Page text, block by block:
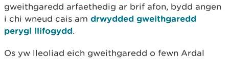
gweithgaredd arfaethedig ar brif afon, bydd angen
i chi wneud cais am drwydded gweithgaredd
perygl llifogydd.
Os yw lleoliad eich gweithgaredd o fewn Ardal